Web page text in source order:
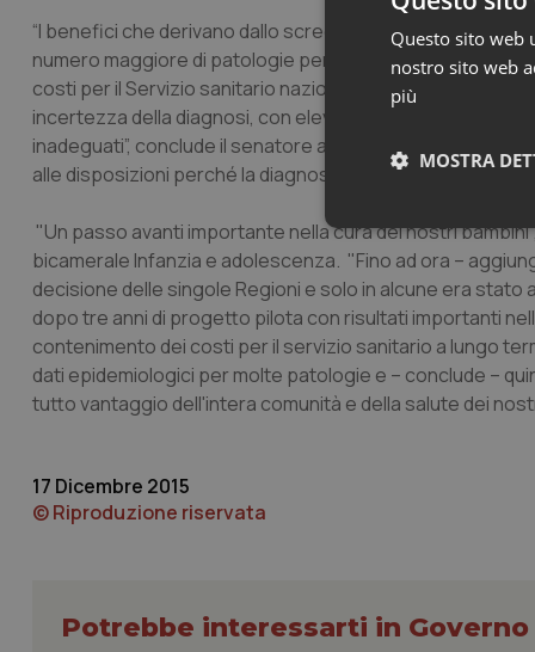
“I benefici che derivano dallo screening neonatale
numero maggiore di patologie per la programmazione e
costi per il Servizio sanitario nazionale a lungo termine e
incertezza della diagnosi, con elevati costi umani e
inadeguati”, conclude il senatore augurandosi “che le
alle disposizioni perché la diagnosi precoce neonatale
"Un passo avanti importante nella cura dei nostri
bicamerale Infanzia e adolescenza. "Fino ad ora –
decisione delle singole Regioni e solo in alcune era
dopo tre anni di progetto pilota con risultati importanti
contenimento dei costi per il servizio sanitario a lungo
dati epidemiologici per molte patologie e – conclude –
tutto vantaggio dell'intera comunità e della salute dei
17 Dicembre 2015
© Riproduzione riservata
Potrebbe interessarti in
Questo sito web
nostro sito web
più
MOSTRA